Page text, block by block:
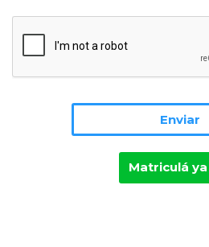
Matriculá ya